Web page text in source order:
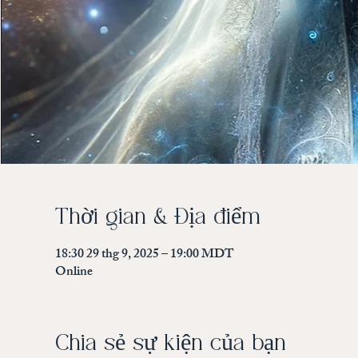
Thời gian & Địa điểm
18:30 29 thg 9, 2025 – 19:00 MDT
Online
Chia sẻ sự kiện của bạn